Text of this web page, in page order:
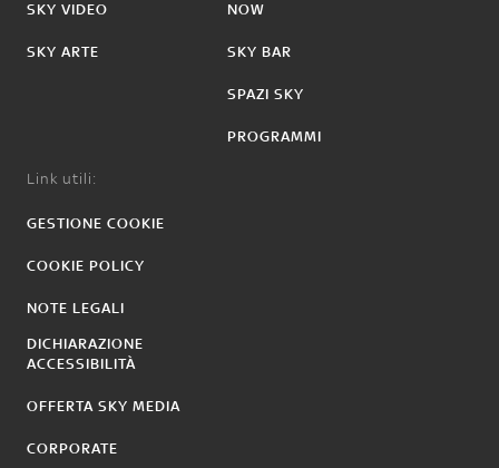
SKY VIDEO
SKY ARTE
NOW
SKY BAR
SPAZI SKY
PROGRAMMI
Link utili:
GESTIONE COOKIE
COOKIE POLICY
NOTE LEGALI
DICHIARAZIONE
ACCESSIBILITÀ
OFFERTA SKY MEDIA
CORPORATE